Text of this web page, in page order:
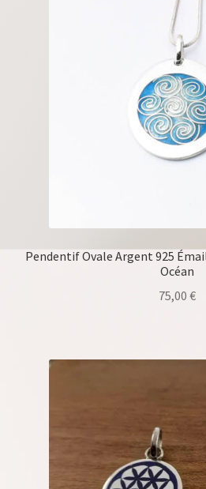
Pendentif Ovale Argent 925
Océan
75,00 €